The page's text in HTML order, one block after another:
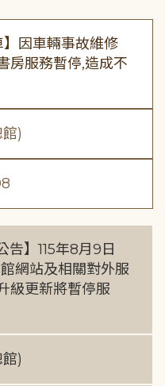
】因車輛事故維修
房服務暫停,造成不
)
告】115年8月9日
網站及相關對外服
級更新將暫停服
)